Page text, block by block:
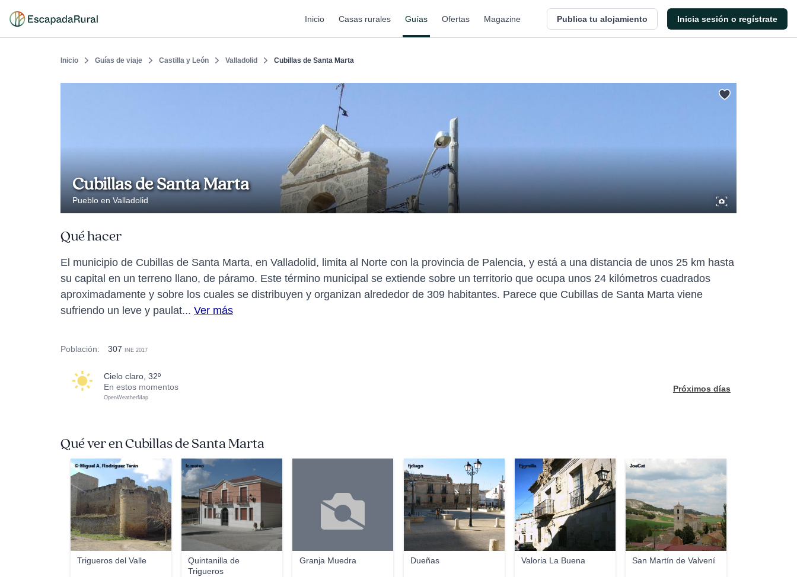
Inicio Casas rurales Guías Ofertas Magazine Publica tu alojamiento Inicia sesión o regístrate
Inicio Guías de viaje Castilla y León Valladolid Cubillas de Santa Marta
Cubillas de Santa Marta
Pueblo en Valladolid
Qué hacer
El municipio de Cubillas de Santa Marta, en Valladolid, limita al Norte con la provincia de Palencia, y está a una distancia de unos 25 km hasta
su capital en un terreno llano, de páramo. Este término municipal se extiende sobre un territorio que ocupa unos 24 kilómetros cuadrados
aproximadamente y sobre los cuales se distribuyen y organizan alrededor de 309 habitantes. Parece que Cubillas de Santa Marta viene
sufriendo un leve y paulat... Ver más
Población: 307 INE 2017
cielo claro, 32º
En estos momentos
OpenWeatherMap
Próximos días
Qué ver en Cubillas de Santa Marta
Trigueros del Valle
©-Miguel A. Rodríguez Terán
Quintanilla de
Trigueros
lc.mateo
Granja Muedra Dueñas
fjdiago
Valoria La Buena
Ejgmilla
San Martín de Valvení
JoeCat